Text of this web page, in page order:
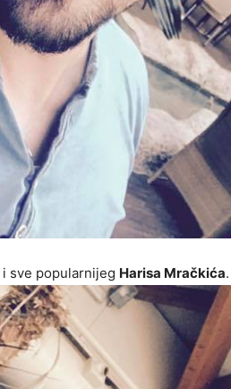
i sve popularnijeg Harisa Mračkića.